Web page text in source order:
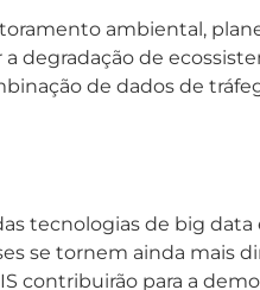
ambiental,
degradação de
de dados de
tecnologias de big
se tornem ainda mais
contribuirão para a